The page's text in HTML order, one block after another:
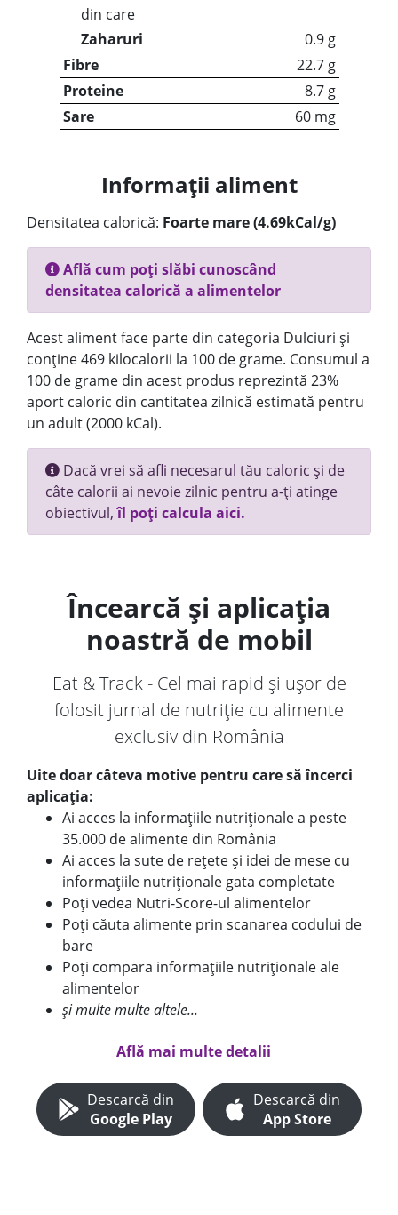
din care
Zaharuri
0.9 g
Fibre
22.7 g
Proteine
8.7 g
Sare
60 mg
Informații aliment
Densitatea calorică: Foarte mare (4.69kCal/g)
Află cum poți slăbi cunoscând
densitatea calorică a alimentelor
Acest aliment face parte din categoria Dulciuri și
conține 469 kilocalorii la 100 de grame. Consumul a
100 de grame din acest produs reprezintă 23%
aport caloric din cantitatea zilnică estimată pentru
un adult (2000 kCal).
Dacă vrei să afli necesarul tău caloric și de
câte calorii ai nevoie zilnic pentru a-ți atinge
obiectivul,îl poți calcula aici.
Încearcă și aplicația
noastră de mobil
Eat & Track - Cel mai rapid și ușor de
folosit jurnal de nutriție cu alimente
exclusiv din România
Uite doar câteva motive pentru care să încerci
aplicația:
Ai acces la informațiile nutriționale a peste
35.000 de alimente din România
Ai acces la sute de rețete și idei de mese cu
informațiile nutriționale gata completate
Poți vedea Nutri-Score-ul alimentelor
Poți căuta alimente prin scanarea codului de
bare
Poți compara informațiile nutriționale ale
alimentelor
și multe multe altele...
Află mai multe detalii
Descarcă din
Google Play
Descarcă din
App Store